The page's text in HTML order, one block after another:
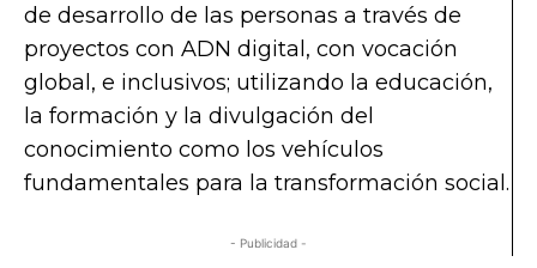
de desarrollo de las personas a través de
proyectos con ADN digital, con vocación
global, e inclusivos; utilizando la educación,
la formación y la divulgación del
conocimiento como los vehículos
fundamentales para la transformación social.
- Publicidad -